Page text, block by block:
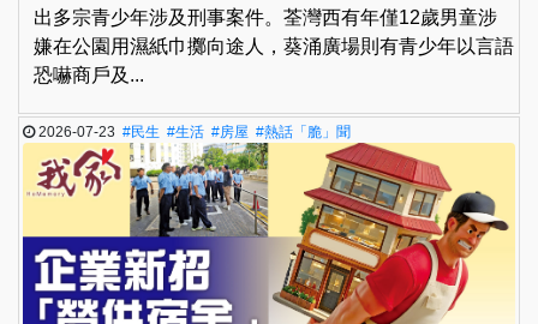
出多宗青少年涉及刑事案件。荃灣西有年僅12歲男童涉
嫌在公園用濕紙巾擲向途人，葵涌廣場則有青少年以言語
恐嚇商戶及...
2026-07-23#民生 #生活 #房屋 #熱話「脆」聞